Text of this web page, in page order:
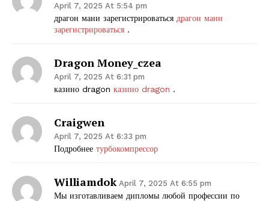
April 7, 2025 At 5:54 pm
драгон мани зарегистрироваться драгон мани
зарегистрироваться .
Dragon Money_czea
April 7, 2025 At 6:31 pm
казино dragon казино dragon .
Craigwen
April 7, 2025 At 6:33 pm
Подробнее турбокомпрессор
Williamdok April 7, 2025 At 6:55 pm
Мы изготавливаем дипломы любой профессии по